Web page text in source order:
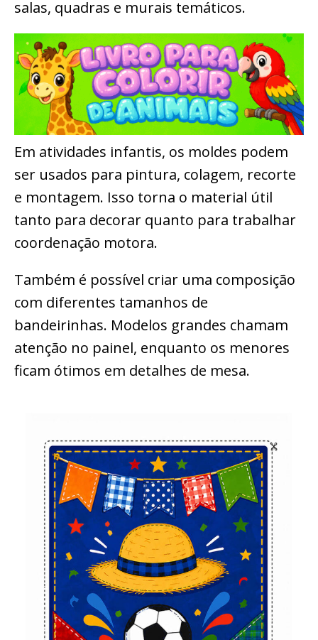
salas, quadras e murais temáticos.
Em atividades infantis, os moldes podem
ser usados para pintura, colagem, recorte
e montagem. Isso torna o material útil
tanto para decorar quanto para trabalhar
coordenação motora.
Também é possível criar uma composição
com diferentes tamanhos de
bandeirinhas. Modelos grandes chamam
atenção no painel, enquanto os menores
ficam ótimos em detalhes de mesa.